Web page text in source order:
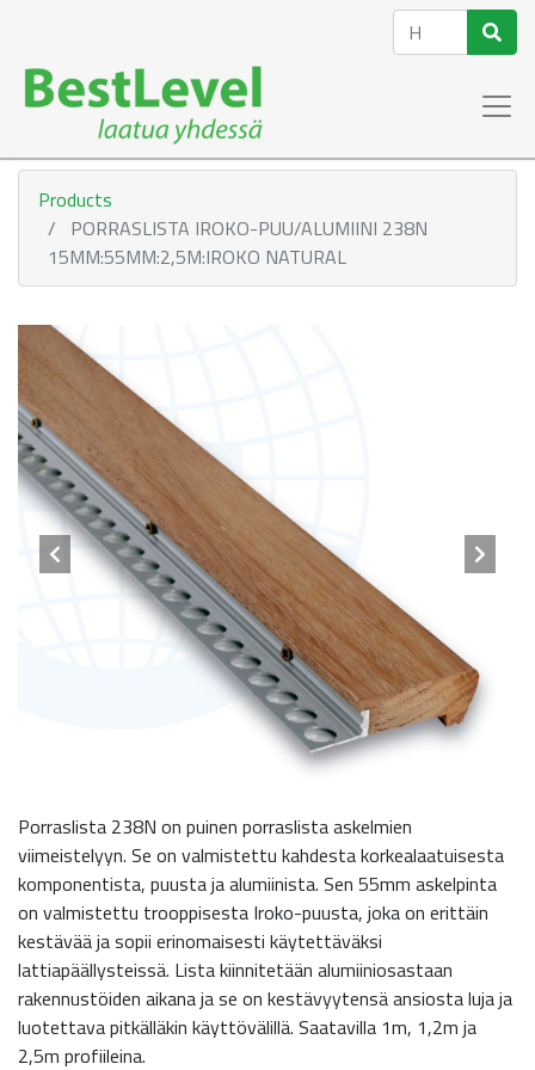
Products
PORRASLISTA IROKO-PUU/ALUMIINI 238N
15MM:55MM:2,5M:IROKO NATURAL
Porraslista 238N on puinen porraslista askelmien
viimeistelyyn. Se on valmistettu kahdesta korkealaatuisesta
komponentista, puusta ja alumiinista. Sen 55mm askelpinta
on valmistettu trooppisesta Iroko-puusta, joka on erittäin
kestävää ja sopii erinomaisesti käytettäväksi
lattiapäällysteissä. Lista kiinnitetään alumiiniosastaan
rakennustöiden aikana ja se on kestävyytensä ansiosta luja ja
luotettava pitkälläkin käyttövälillä. Saatavilla 1m, 1,2m ja
2,5m profiileina.